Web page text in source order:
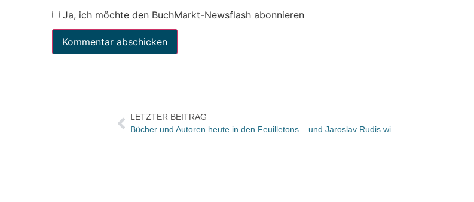
Ja, ich möchte den BuchMarkt-Newsflash abonnieren
LETZTER BEITRAG